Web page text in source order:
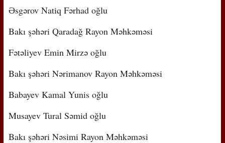
Əsgərov Natiq Fərhad oğlu
Bakı şəhəri Qaradağ Rayon Məhkəməsi
Fətəliyev Emin Mirzə oğlu
Bakı şəhəri Nərimanov Rayon Məhkəməsi
Babayev Kamal Yunis oğlu
Musayev Tural Səmid oğlu
Bakı şəhəri Nəsimi Rayon Məhkəməsi